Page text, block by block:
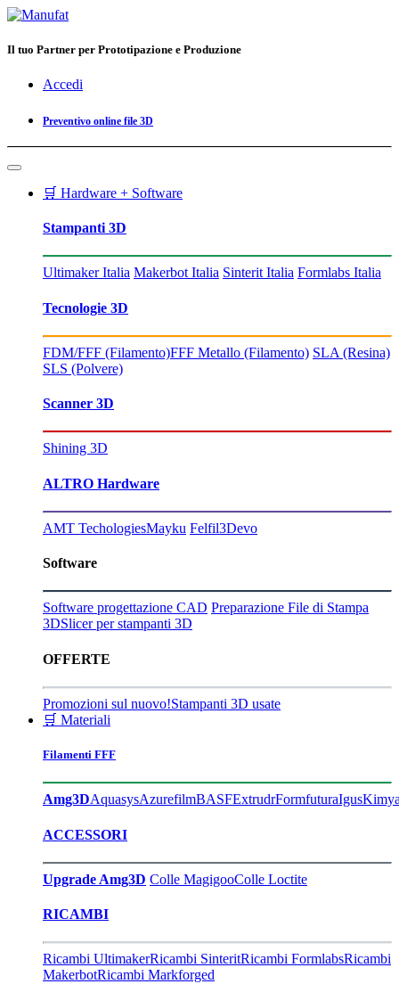
Il tuo Partner per Prototipazione e Produzione
Accedi
Preventivo online file 3D
🛒 Hardware + Software
Stampanti 3D
Ultimaker Italia Makerbot Italia Sinterit Italia Formlabs Italia
Tecnologie 3D
FDM/FFF (Filamento)FFF Metallo (Filamento) SLA (Resina)
SLS (Polvere)
Scanner 3D
Shining 3D
ALTRO Hardware
AMT TechologiesMayku Felfil3Devo
Software
Software progettazione CAD Preparazione File di Stampa
3DSlicer per stampanti 3D
OFFERTE
Promozioni sul nuovo!Stampanti 3D usate
🛒 Materiali
Filamenti FFF
Amg3DAquasysAzurefilmBASFExtrudrFormfuturaIgus
ACCESSORI
Upgrade Amg3D Colle MagigooColle Loctite
RICAMBI
Ricambi UltimakerRicambi SinteritRicambi FormlabsRicambi
MakerbotRicambi Markforged